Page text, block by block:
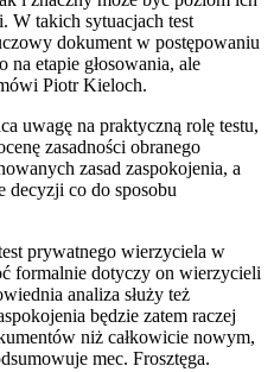
W takich sytuacjach test
dokument w postępowaniu
etapie głosowania, ale
Piotr Kieloch.
uwagę na praktyczną rolę testu,
zasadności obranego
zasad zaspokojenia, a
decyzji co do sposobu
prywatnego wierzyciela w
formalnie dotyczy on wierzycieli
analiza służy też
będzie zatem raczej
niż całkowicie nowym,
mec. Frosztęga.